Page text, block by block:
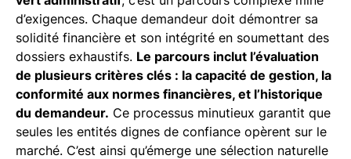
d’exigences. Chaque demandeur doit démontrer sa
solidité financière et son intégrité en soumettant des
dossiers exhaustifs. Le parcours inclut l’évaluation
de plusieurs critères clés : la capacité de gestion, la
conformité aux normes financières, et l’historique
du demandeur. Ce processus minutieux garantit que
seules les entités dignes de confiance opèrent sur le
marché. C’est ainsi qu’émerge une sélection naturelle